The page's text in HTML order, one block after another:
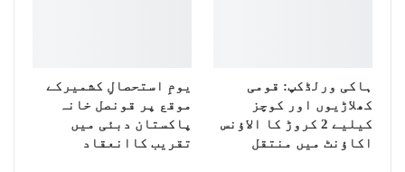
ہاکی ورلڈکپ: قومی
کھلاڑیوں اور کوچز
کیلیے 2 کروڑ کا الاؤنس
اکاؤنٹ میں منتقل
یومِ استحصالِ کشمیرکے
موقع پر قونصل خانہ
پاکستان دبئی میں
تقریب کاانعقاد